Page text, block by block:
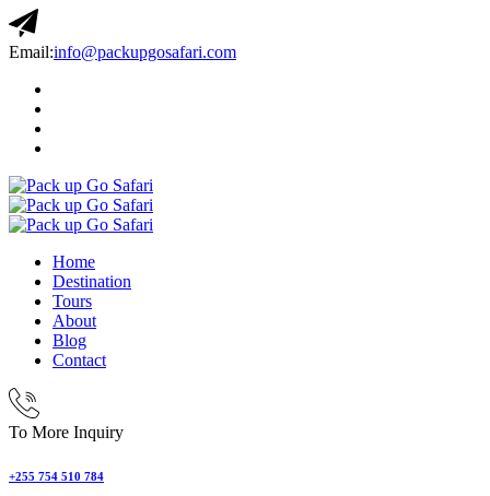
Email:info@packupgosafari.com
Home
Destination
Tours
About
Blog
Contact
To More Inquiry
+255 754 510 784